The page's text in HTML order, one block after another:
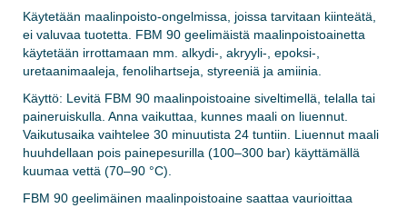
Käytetään maalinpoisto-ongelmissa, joissa tarvitaan kiinteätä,
ei valuvaa tuotetta. FBM 90 geelimäistä maalinpoistoainetta
käytetään irrottamaan mm. alkydi-, akryyli-, epoksi-,
uretaanimaaleja, fenolihartseja, styreeniä ja amiinia.
Käyttö: Levitä FBM 90 maalinpoistoaine siveltimellä, telalla tai
paineruiskulla. Anna vaikuttaa, kunnes maali on liuennut.
Vaikutusaika vaihtelee 30 minuutista 24 tuntiin. Liuennut maali
huuhdellaan pois painepesurilla (100–300 bar) käyttämällä
kuumaa vettä (70–90 °C).
FBM 90 geelimäinen maalinpoistoaine saattaa vaurioittaa